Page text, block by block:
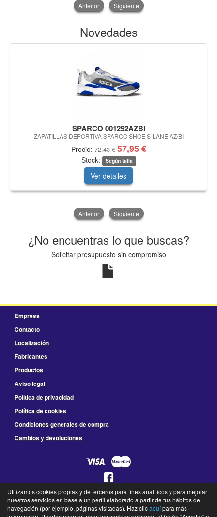
Anterior Siguiente
Novedades
SPARCO 001292AZBI
ZAPATILLAS DEPORTIVA SPARCO SHOE S-LANE AZ/BI
Precio:72,43 € 57,95 €
Stock: Según talla
Ver detalles
Anterior Siguiente
¿No encuentras lo que buscas?
Solicitar presupuesto sin compromiso
Empresa
Contacto
Localización
Fabricantes
Productos
Aviso legal
Política de privacidad
Política de cookies
Condiciones generales de compra
Cambios y devoluciones
925 78 41 66
L a V de 8:30 a 14:00 y de 16:00 a 19:30 - S de 9:00 a 13:30
Utilizamos cookies propias y de terceros para fines analíticos y para mejorar
nuestros servicios en base a un perfil elaborado a partir de tus hábitos de
navegación (por ejemplo, páginas visitadas). Haz clicaquípara más